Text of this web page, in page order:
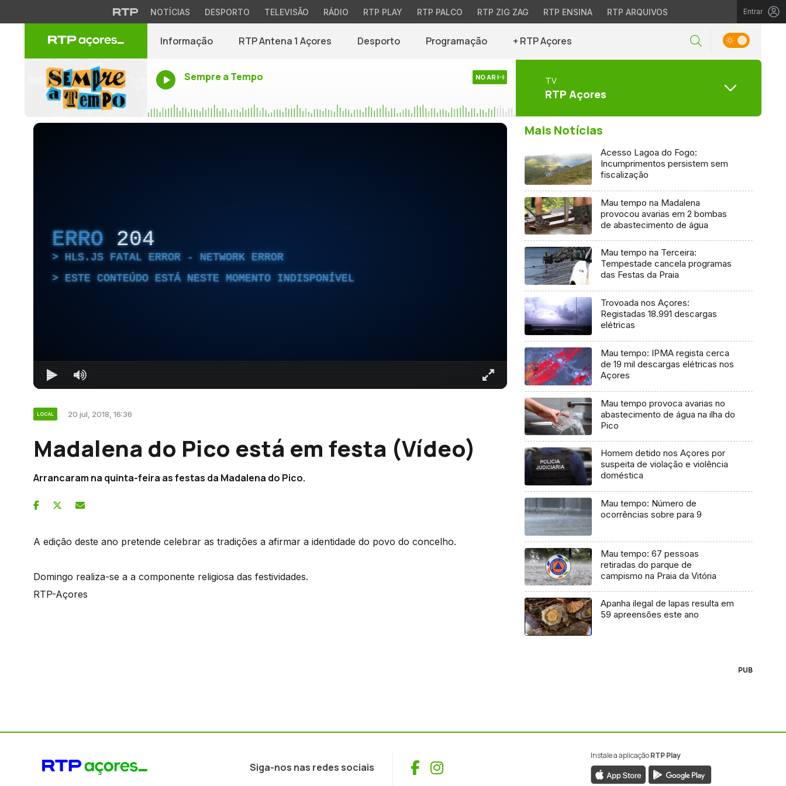
NOTÍCIAS DESPORTO TELEVISÃO RÁDIO RTP PLAY RTP PALCO RTP ZIG ZAG RTP ENSINA RTP ARQUIVOS Entrar
Informação RTP Antena 1 Açores Desporto Programação + RTP Açores
Sempre a Tempo NO AR TV
RTP Açores
ERRO 204
HLS.JS FATAL ERROR - NETWORK ERROR
ESTE CONTEÚDO ESTÁ NESTE MOMENTO INDISPONÍVEL
LOCAL 20 jul, 2018, 16:36
Madalena do Pico está em festa (Vídeo)
Arrancaram na quinta-feira as festas da Madalena do Pico.
A edição deste ano pretende celebrar as tradições a afirmar a identidade do povo do concelho.
Domingo realiza-se a a componente religiosa das festividades.
RTP-Açores
Mais Notícias
Acesso Lagoa do Fogo:
Incumprimentos persistem sem
fiscalização
Mau tempo na Madalena
provocou avarias em 2 bombas
de abastecimento de água
Mau tempo na Terceira:
Tempestade cancela programas
das Festas da Praia
Trovoada nos Açores:
Registadas 18.991 descargas
elétricas
Mau tempo: IPMA regista cerca
de 19 mil descargas elétricas nos
Açores
Mau tempo provoca avarias no
abastecimento de água na ilha do
Pico
Homem detido nos Açores por
suspeita de violação e violência
doméstica
Mau tempo: Número de
ocorrências sobre para 9
Mau tempo: 67 pessoas
retiradas do parque de
campismo na Praia da Vitória
Apanha ilegal de lapas resulta em
59 apreensões este ano
PUB
Siga-nos nas redes sociais Facebook
Instagram
Instale a aplicaçãoRTP Play